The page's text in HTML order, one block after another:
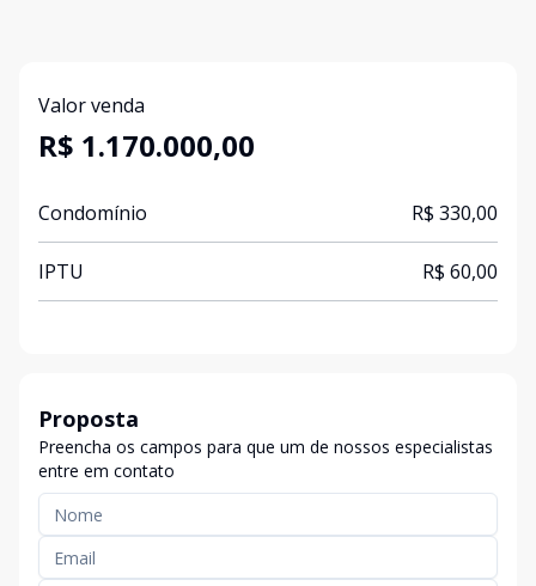
Valor venda
R$ 1.170.000,00
Condomínio R$ 330,00
IPTU R$ 60,00
Proposta
Preencha os campos para que um de nossos especialistas
entre em contato